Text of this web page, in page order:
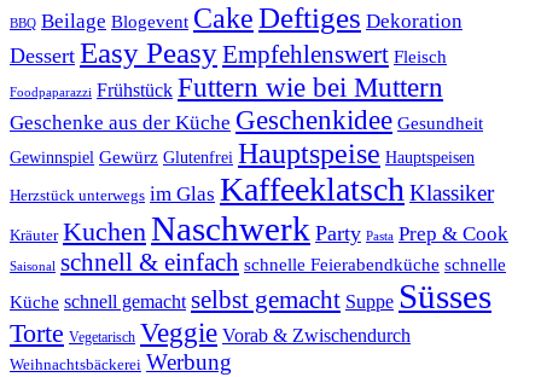
BBQ Beilage Blogevent CakeDeftiges Dekoration
Dessert Easy PeasyEmpfehlenswert Fleisch
Foodpaparazzi Frühstück Futtern wie bei Muttern
Geschenke aus der Küche Geschenkidee Gesundheit
Gewinnspiel Gewürz Glutenfrei Hauptspeise Hauptspeisen
Herzstück unterwegs im Glas Kaffeeklatsch Klassiker
Kräuter KuchenNaschwerk Party Pasta Prep & Cook
Saisonal schnell & einfach schnelle Feierabendküche schnelle
Küche schnell gemacht selbst gemacht Suppe Süsses
Torte Vegetarisch Veggie Vorab & Zwischendurch
Weihnachtsbäckerei Werbung